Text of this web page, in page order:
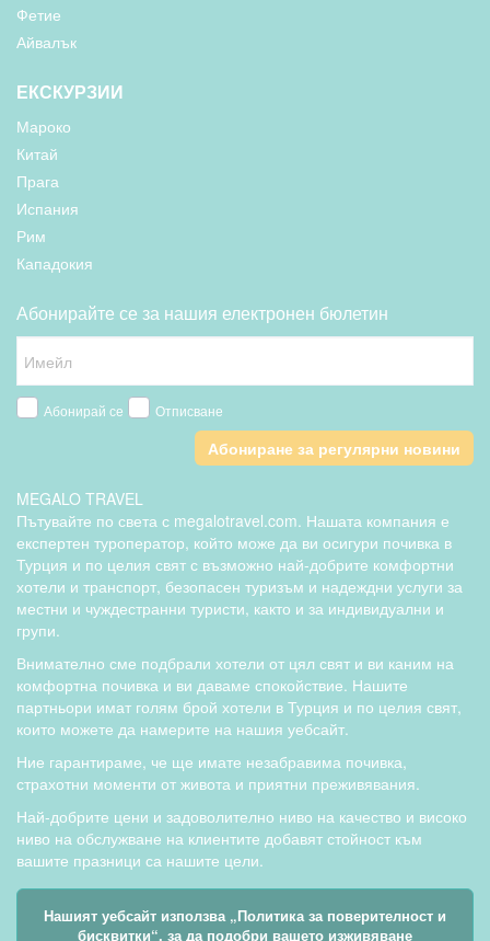
Фетие
Айвалък
ЕКСКУРЗИИ
Мароко
Китай
Прага
Испания
Рим
Кападокия
Абонирайте се за нашия електронен бюлетин
Абонирай се Отписване
Абониране за регулярни новини
MEGALO TRAVEL
Пътувайте по света с megalotravel.com. Нашата компания е
експертен туроператор, който може да ви осигури почивка в
Турция и по целия свят с възможно най-добрите комфортни
хотели и транспорт, безопасен туризъм и надеждни услуги за
местни и чуждестранни туристи, както и за индивидуални и
групи.
Внимателно сме подбрали хотели от цял свят и ви каним на
комфортна почивка и ви даваме спокойствие. Нашите
партньори имат голям брой хотели в Турция и по целия свят,
които можете да намерите на нашия уебсайт.
Ние гарантираме, че ще имате незабравима почивка,
страхотни моменти от живота и приятни преживявания.
Най-добрите цени и задоволително ниво на качество и високо
ниво на обслужване на клиентите добавят стойност към
вашите празници са нашите цели.
Всички посочени цени се изчисляват по курс на БНБ 1
Нашият уебсайт използва „Политика за поверителност и
бисквитки“, за да подобри вашето изживяване